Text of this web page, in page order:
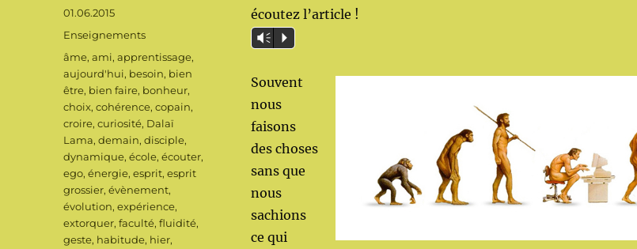
écoutez l’article !
Vm P
Souvent
nous
faisons
des choses
sans que
nous
sachions
ce qui
Publié
01.06.2015
Catégories
Enseignements
Étiquettes
âme,ami,apprentissage,
aujourd'hui, besoin, bien
être, bien faire, bonheur,
choix,cohérence,copain,
croire,curiosité, Dalaï
Lama,demain,disciple,
dynamique,école,écouter,
ego,énergie,esprit,esprit
grossier,évènement,
évolution,expérience,
extorquer,faculté,fluidité,
geste, habitude, hier,